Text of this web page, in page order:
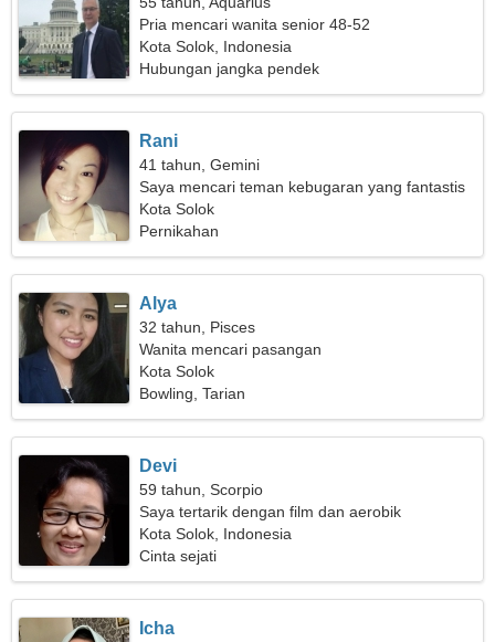
Pria mencari wanita senior 48-52
Kota Solok, Indonesia
Hubungan jangka pendek
Rani
41 tahun, Gemini
Saya mencari teman kebugaran yang fantastis
Kota Solok
Pernikahan
Alya
32 tahun, Pisces
Wanita mencari pasangan
Kota Solok
Bowling, Tarian
Devi
59 tahun, Scorpio
Saya tertarik dengan film dan aerobik
Kota Solok, Indonesia
Cinta sejati
Icha